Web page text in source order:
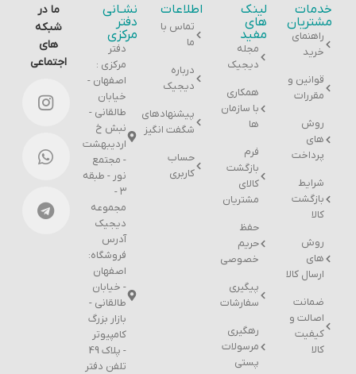
خدمات
مشتریان
راهنمای
خرید
قوانین و
مقررات
روش
های
پرداخت
شرایط
بازگشت
کالا
روش
های
ارسال کالا
ضمانت
اصالت و
کیفیت
کالا
لینک
های
مفید
مجله
دیجیک
همکاری
با سازمان
ها
فرم
بازگشت
کالای
مشتریان
حفظ
حریم
خصوصی
پیگیری
سفارشات
رهگیری
مرسولات
پستی
اطلاعات
تماس با
ما
درباره
دیجیک
پیشنهادهای
شگفت انگیز
حساب
کاربری
نشـانی
دفتر
مرکزی
دفتر
مرکزی :
اصفهان -
خیابان
طالقانی -
نبش خ
اردیبهشت
- مجتمع
نور - طبقه
۳ -
مجموعه
دیجیک
آدرس
فروشگاه:
اصفهان
- خیابان
طالقانی -
بازار بزرگ
کامپیوتر
- پلاک 49
تلفن دفتر
ما در
شبکه
های
اجتماعی